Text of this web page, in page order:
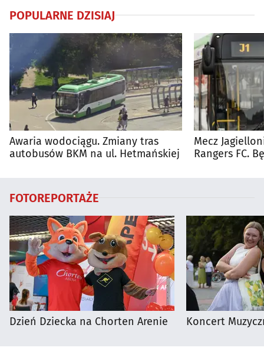
POPULARNE DZISIAJ
Awaria wodociągu. Zmiany tras
autobusów BKM na ul. Hetmańskiej
Mecz
Rangers FC.
FOTOREPORTAŻE
Dzień Dziecka na Chorten Arenie Koncert